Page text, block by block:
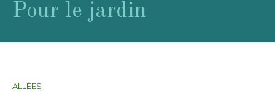
Pour le jardin
ALLÉES